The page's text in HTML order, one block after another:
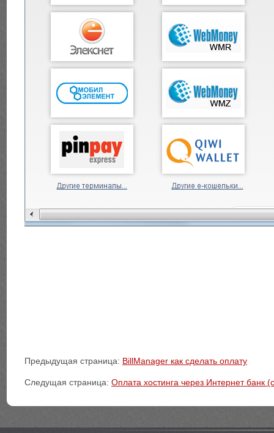
Предыдущая страница: BillManager как сделать оплату
Следущая страница: Оплата хостинга через Интернет банк